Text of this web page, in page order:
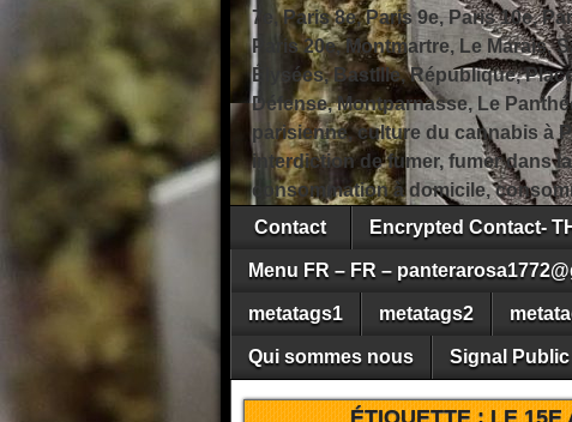
7e, Paris 8e, Paris 9e, Paris 10e,
Paris 20e, Montmartre, Le Marais,
Élysées, Bastille, République,
Défense, Montparnasse, Le
parisienne, culture du cannabis à
interdiction de fumer, fumer dans
consommation à domicile,
Contact
Encrypted Contact-
Menu FR – FR –
metatags1 metatags2
Qui sommes nous Signal Public
ÉTIQUETTE :LE 15E